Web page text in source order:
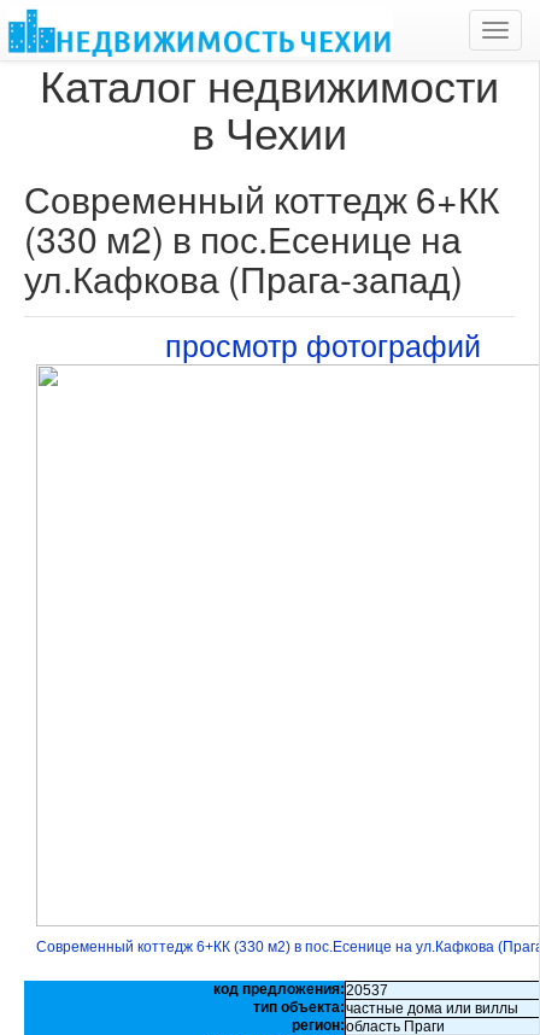
Каталог недвижимости
в Чехии
Современный коттедж 6+КК
(330 м2) в пос.Есенице на
ул.Кафкова (Прага-запад)
просмотр фотографий
Современный коттедж 6+КК (330 м2) в пос.Есенице на ул.Кафкова
код предложения:20537
тип объекта:частные дома или виллы
регион:область Праги